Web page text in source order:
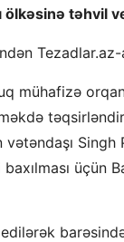
ölkəsinə təhvil
mühafizə
üçün